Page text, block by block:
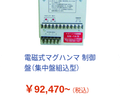
電磁式マグハンマ 制御
盤（集中盤組込型）
￥92,470~ （税込）